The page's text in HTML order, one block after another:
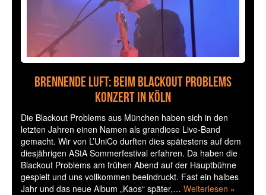
Brennende Luft: Beim Blackout Problems
Konzert in Köln
Die Blackout Problems aus München haben sich in den
letzten Jahren einen Namen als grandiose Live-Band
gemacht. Wir von L’UniCo durften dies spätestens auf dem
diesjährigen AStA Sommerfestival erfahren. Da haben die
Blackout Problems am frühen Abend auf der Hauptbühne
gespielt und uns vollkommen beeindruckt. Fast ein halbes
Jahr und das neue Album „Kaos“ später,… Weiterlesen »